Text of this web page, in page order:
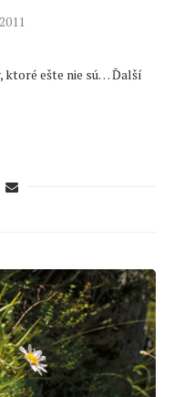
ktoré ešte nie sú… Ďalší